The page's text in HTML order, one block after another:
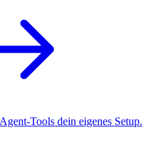
Tools dein eigenes Setup.